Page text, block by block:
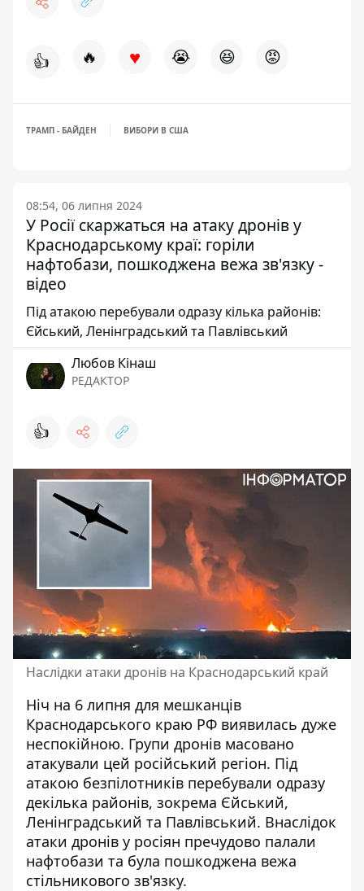
👍 🔥 ♥ 😭 😆 😡
ТРАМП - БАЙДЕН ВИБОРИ В США
08:54, 06 липня 2024
У Росії скаржаться на атаку дронів у
Краснодарському краї: горіли
нафтобази, пошкоджена вежа зв'язку -
відео
Під атакою перебували одразу кілька районів:
Єйський, Ленінградський та Павлівський
Любов Кінаш
РЕДАКТОР
👍
Наслідки атаки дронів на Краснодарський край
Ніч на 6 липня для мешканців
Краснодарського краю РФ виявилась дуже
неспокійною. Групи дронів масовано
атакували цей російський регіон. Під
атакою безпілотників перебували одразу
декілька районів, зокрема Єйський,
Ленінградський та Павлівський. Внаслідок
атаки дронів у росіян пречудово палали
нафтобази та була пошкоджена вежа
стільникового зв'язку.